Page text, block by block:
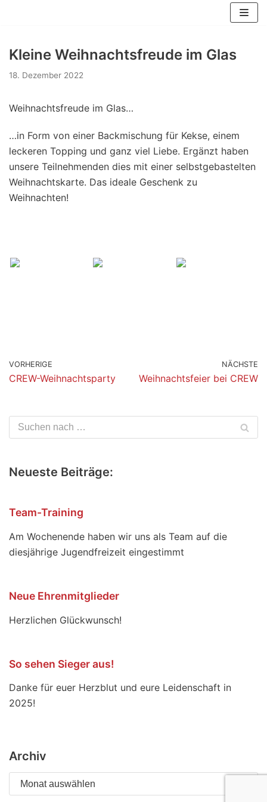
Kleine Weihnachtsfreude im Glas
18. Dezember 2022
Weihnachtsfreude im Glas…
…in Form von einer Backmischung für Kekse, einem
leckeren Topping und ganz viel Liebe. Ergänzt haben
unsere Teilnehmenden dies mit einer selbstgebastelten
Weihnachtskarte. Das ideale Geschenk zu
Weihnachten!
VORHERIGE
CREW-Weihnachtsparty
NÄCHSTE
Weihnachtsfeier bei CREW
Neueste Beiträge:
Team-Training
Am Wochenende haben wir uns als Team auf die
diesjährige Jugendfreizeit eingestimmt
Neue Ehrenmitglieder
Herzlichen Glückwunsch!
So sehen Sieger aus!
Danke für euer Herzblut und eure Leidenschaft in
2025!
Archiv